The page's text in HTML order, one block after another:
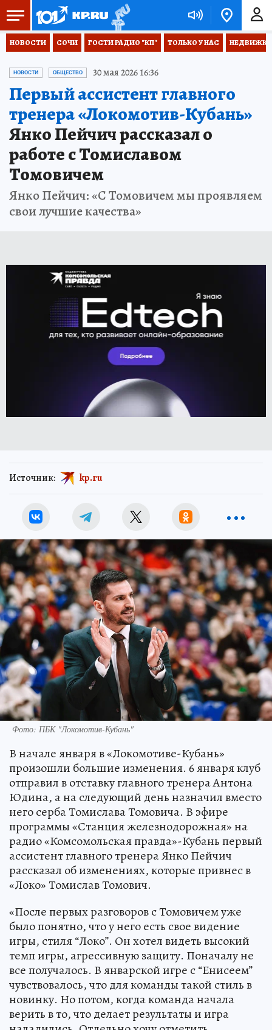
НОВОСТИ СОЧИ ГОСТИ РАДИО "КП" ТОЛЬКО У НАС НЕДВИЖКА
НОВОСТИ ОБЩЕСТВО 30 мая 2026 16:36
Первый ассистент главного
тренера «Локомотив-Кубань»
Янко Пейчич рассказал о
работе с Томиславом
Томовичем
Янко Пейчич: «С Томовичем мы проявляем
свои лучшие качества»
Источник: kp.ru
Фото: ПБК "Локомотив-Кубань"
В начале января в «Локомотиве-Кубань»
произошли большие изменения. 6 января клуб
отправил в отставку главного тренера Антона
Юдина, а на следующий день назначил вместо
него серба Томислава Томовича. В эфире
программы «Станция железнодорожная» на
радио «Комсомольская правда»-Кубань первый
ассистент главного тренера Янко Пейчич
рассказал об изменениях, которые привнес в
«Локо» Томислав Томович.
«После первых разговоров с Томовичем уже
было понятно, что у него есть свое видение
игры, стиля “Локо”. Он хотел видеть высокий
темп игры, агрессивную защиту. Поначалу не
все получалось. В январской игре с “Енисеем”
чувствовалось, что для команды такой стиль в
новинку. Но потом, когда команда начала
верить в то, что делает результаты и игра